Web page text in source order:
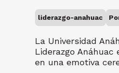
liderazgo-anahuac
La Universidad
Liderazgo Anáhuac
en una emotiva